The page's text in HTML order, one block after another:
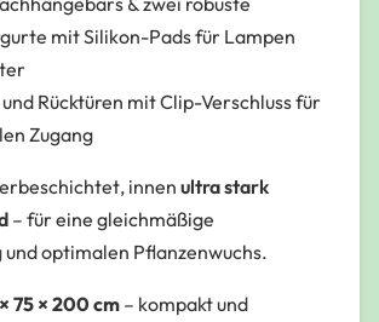
mit Silikon-Pads für Lampen
Rücktüren mit Clip-Verschluss für
Zugang
, innen ultra stark
– für eine gleichmäßige
und optimalen Pflanzenwuchs.
75 × 200 cm– kompakt und